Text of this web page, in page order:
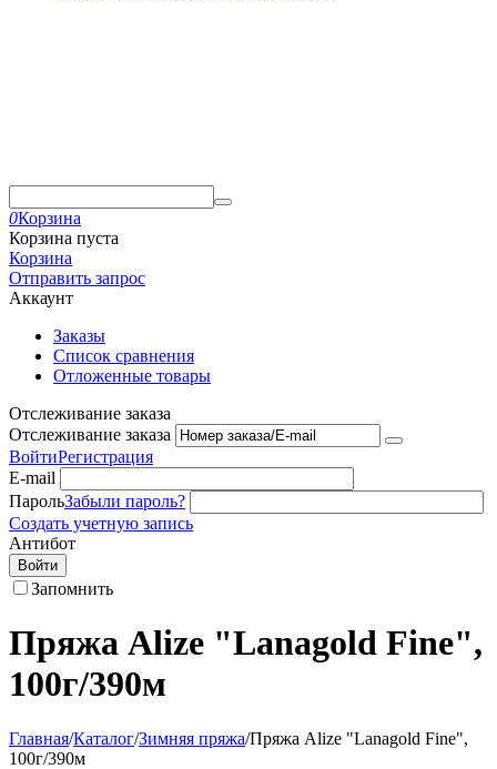
0Корзина
Корзина пуста
Корзина
Отправить запрос
Аккаунт
Заказы
Список сравнения
Отложенные товары
Отслеживание заказа
Отслеживание заказа
ВойтиРегистрация
E-mail
ПарольЗабыли пароль?
Создать учетную запись
Антибот
Войти
Запомнить
Пряжа Alize "Lanagold Fine",
100г/390м
Главная/Каталог/Зимняя пряжа/Пряжа Alize "Lanagold Fine",
100г/390м